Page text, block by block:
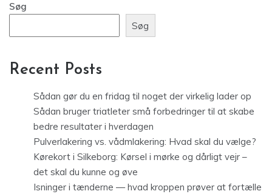
Søg
Søg
Recent Posts
Sådan gør du en fridag til noget der virkelig lader op
Sådan bruger triatleter små forbedringer til at skabe
bedre resultater i hverdagen
Pulverlakering vs. vådmlakering: Hvad skal du vælge?
Kørekort i Silkeborg: Kørsel i mørke og dårligt vejr –
det skal du kunne og øve
Isninger i tænderne — hvad kroppen prøver at fortælle